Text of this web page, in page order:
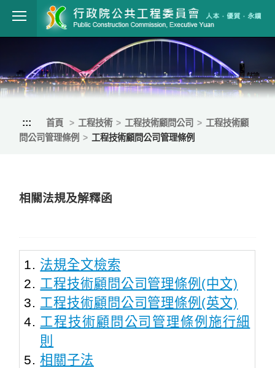
跳到主要內容
行政院公共工
::: 首頁 工程技術 工程技術顧問公司
工程技術顧
問公司管理條例
工程技術顧問公司管理條例
相關法規及解釋函
法規全文檢索
工程技術顧問公司管理條例(中文)
工程技術顧問公司管理條例(英文)
工程技術顧問公司管理條例施行細
則
相關子法